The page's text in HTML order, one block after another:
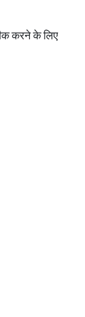
करने के लिए